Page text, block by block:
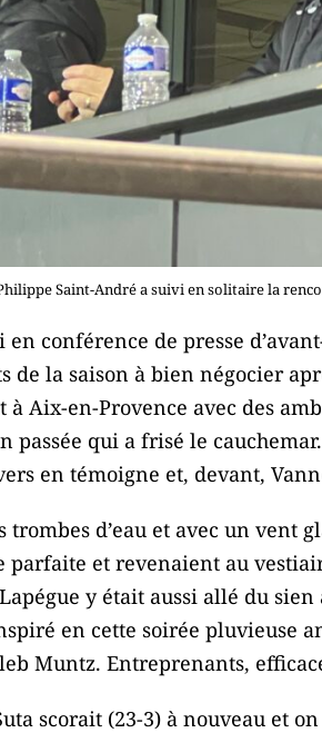
Saint-André a suivi en solitaire la
conférence de presse
de la saison à bien négocier
à Aix-en-Provence avec des
passée qui a frisé le
en témoigne et, devant,
trombes d’eau et avec un vent
et revenaient au
y était aussi allé du
en cette soirée pluvieuse
Muntz. Entreprenants,
scorait (23-3) à nouveau et